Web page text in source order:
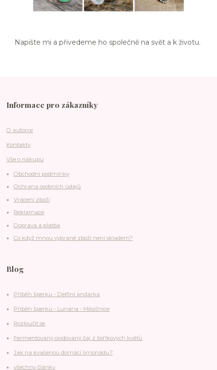
Napište mi a přivedeme ho společně na svět a k životu.
Informace pro zákazníky
O autorce
Kontakty
Vše o nákupu
Obchodní podmínky
Ochrana osobních údajů
Vrácení zboží
Reklamace
Doprava a platba
Co když mnou vybrané zboží není skladem?
Blog
Příběh šperku - Delfíní andarka
Příběh šperku - Lunaria - Měsíčnice
Rozloučit se
Fermentovaný oxidovaný čaj z šeříkových květů
Jak na kvašenou domácí limonádu?
všechny články